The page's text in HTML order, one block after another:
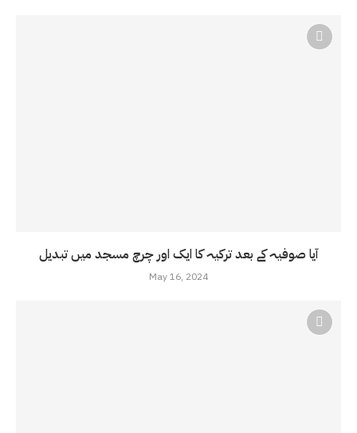
آیا صوفیہ کے بعد ترکیہ کا ایک اور چرچ مسجد میں تبدیل
May 16, 2024